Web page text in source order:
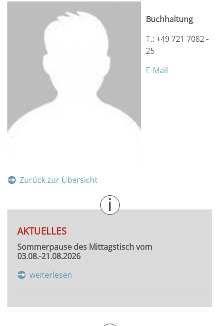
Buchhaltung
T.: +49 721 7082 -
25
E-Mail
Zurück zur Übersicht
AKTUELLES
Sommerpause des Mittagstisch vom
03.08.-21.08.2026
weiterlesen